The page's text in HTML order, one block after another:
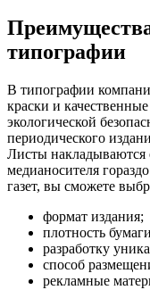
типографии
В типографии
краски и
экологической
периодического
Листы накладываются
медианосителя
газет, вы сможете
формат издания;
плотность
разработку
способ
рекламные